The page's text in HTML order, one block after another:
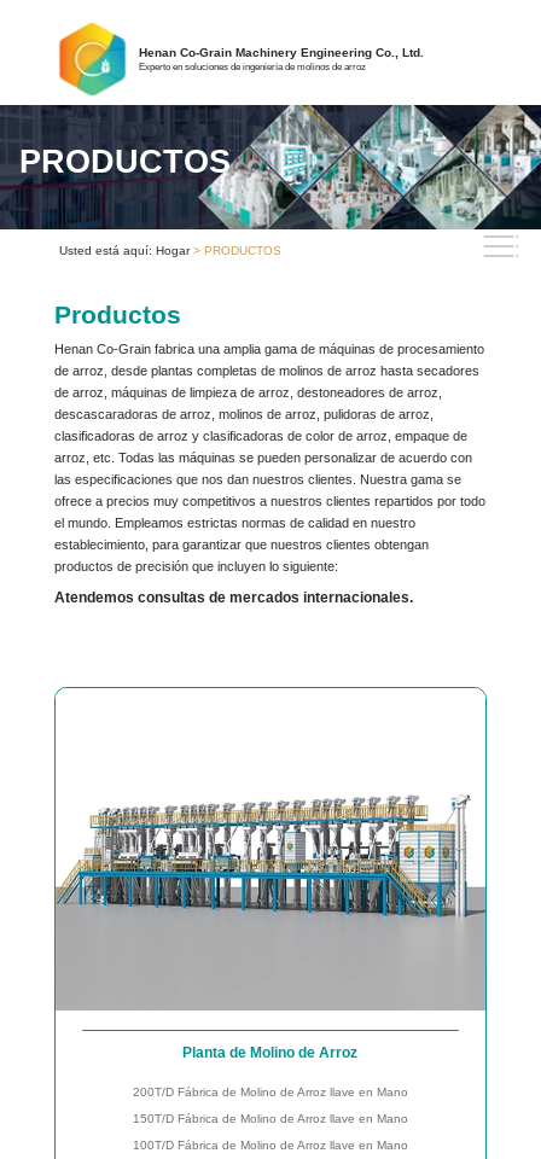
Henan Co-Grain Machinery Engineering Co., Ltd.
Experto en soluciones de ingeniería de molinos de arroz
PRODUCTOS
Usted está aquí: Hogar> PRODUCTOS
Productos
Henan Co-Grain fabrica una amplia gama de máquinas de procesamiento
de arroz, desde plantas completas de molinos de arroz hasta secadores
de arroz, máquinas de limpieza de arroz, destoneadores de arroz,
descascaradoras de arroz, molinos de arroz, pulidoras de arroz,
clasificadoras de arroz y clasificadoras de color de arroz, empaque de
arroz, etc. Todas las máquinas se pueden personalizar de acuerdo con
las especificaciones que nos dan nuestros clientes. Nuestra gama se
ofrece a precios muy competitivos a nuestros clientes repartidos por todo
el mundo. Empleamos estrictas normas de calidad en nuestro
establecimiento, para garantizar que nuestros clientes obtengan
productos de precisión que incluyen lo siguiente:
Atendemos consultas de mercados internacionales.
Planta de Molino de Arroz
200T/D Fábrica de Molino de Arroz llave en Mano
150T/D Fábrica de Molino de Arroz llave en Mano
100T/D Fábrica de Molino de Arroz llave en Mano